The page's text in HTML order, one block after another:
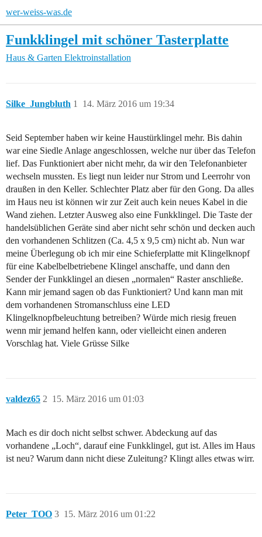
wer-weiss-was.de
Funkklingel mit schöner Tasterplatte
Haus & Garten Elektroinstallation
Silke_Jungbluth 14. März 2016 um 19:34
1
Seid September haben wir keine Haustürklingel mehr. Bis dahin
war eine Siedle Anlage angeschlossen, welche nur über das Telefon
lief. Das Funktioniert aber nicht mehr, da wir den Telefonanbieter
wechseln mussten. Es liegt nun leider nur Strom und Leerrohr von
draußen in den Keller. Schlechter Platz aber für den Gong. Da alles
im Haus neu ist können wir zur Zeit auch kein neues Kabel in die
Wand ziehen. Letzter Ausweg also eine Funkklingel. Die Taste der
handelsüblichen Geräte sind aber nicht sehr schön und decken auch
den vorhandenen Schlitzen (Ca. 4,5 x 9,5 cm) nicht ab. Nun war
meine Überlegung ob ich mir eine Schieferplatte mit Klingelknopf
für eine Kabelbelbetriebene Klingel anschaffe, und dann den
Sender der Funkklingel an diesen „normalen“ Raster anschließe.
Kann mir jemand sagen ob das Funktioniert? Und kann man mit
dem vorhandenen Stromanschluss eine LED
Klingelknopfbeleuchtung betreiben? Würde mich riesig freuen
wenn mir jemand helfen kann, oder vielleicht einen anderen
Vorschlag hat. Viele Grüsse Silke
valdez65 15. März 2016 um 01:03
2
Mach es dir doch nicht selbst schwer. Abdeckung auf das
vorhandene „Loch“, darauf eine Funkklingel, gut ist. Alles im Haus
ist neu? Warum dann nicht diese Zuleitung? Klingt alles etwas wirr.
Peter_TOO 15. März 2016 um 01:22
3